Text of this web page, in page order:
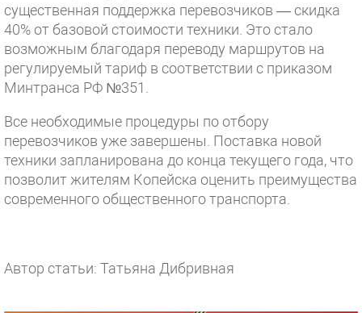
существенная поддержка перевозчиков — скидка
40% от базовой стоимости техники. Это стало
возможным благодаря переводу маршрутов на
регулируемый тариф в соответствии с приказом
Минтранса РФ №351.
Все необходимые процедуры по отбору
перевозчиков уже завершены. Поставка новой
техники запланирована до конца текущего года, что
позволит жителям Копейска оценить преимущества
современного общественного транспорта.
Автор статьи: Татьяна Дибривная